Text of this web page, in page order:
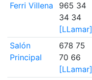
Ferri Villena
965 34
34 34
[LLamar]
Salón
Principal
678 75
70 66
[LLamar]